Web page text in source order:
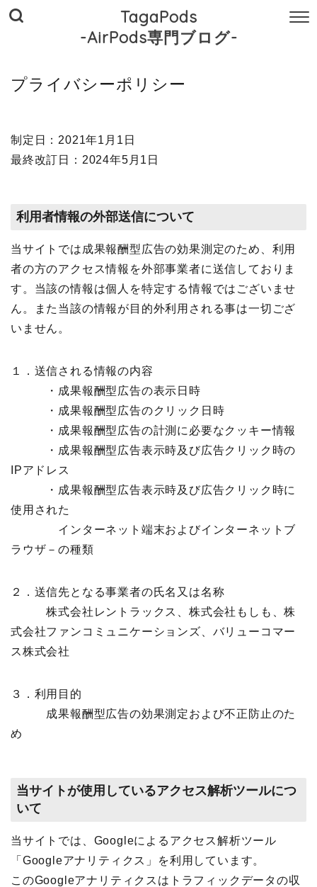
TagaPods
-AirPods専門ブログ-
プライバシーポリシー
制定日：2021年1月1日
最終改訂日：2024年5月1日
利用者情報の外部送信について
当サイトでは成果報酬型広告の効果測定のため、利用
者の方のアクセス情報を外部事業者に送信しておりま
す。当該の情報は個人を特定する情報ではございませ
ん。また当該の情報が目的外利用される事は一切ござ
いません。
１．送信される情報の内容
・成果報酬型広告の表示日時
・成果報酬型広告のクリック日時
・成果報酬型広告の計測に必要なクッキー情報
・成果報酬型広告表示時及び広告クリック時の
IPアドレス
・成果報酬型広告表示時及び広告クリック時に
使用された
インターネット端末およびインターネットブ
ラウザ－の種類
２．送信先となる事業者の氏名又は名称
株式会社レントラックス、株式会社もしも、株
式会社ファンコミュニケーションズ、バリューコマー
ス株式会社
３．利用目的
成果報酬型広告の効果測定および不正防止のた
め
当サイトが使用しているアクセス解析ツールにつ
いて
当サイトでは、Googleによるアクセス解析ツール
「Googleアナリティクス」を利用しています。
このGoogleアナリティクスはトラフィックデータの収